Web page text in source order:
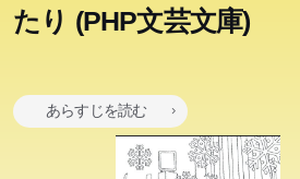
たり (PHP文芸文庫)
あらすじを読む